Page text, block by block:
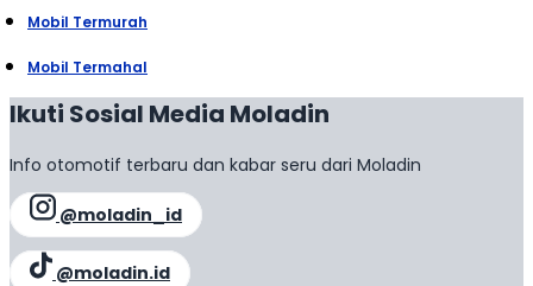
Mobil Termurah
Mobil Termahal
Ikuti Sosial Media Moladin
Info otomotif terbaru dan kabar seru dari Moladin
@moladin_id
@moladin.id